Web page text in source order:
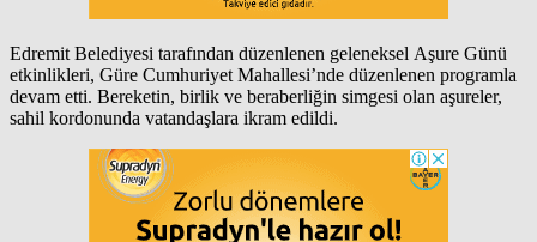
Edremit Belediyesi tarafından düzenlenen geleneksel Aşure Günü
etkinlikleri, Güre Cumhuriyet Mahallesi’nde düzenlenen programla
devam etti. Bereketin, birlik ve beraberliğin simgesi olan aşureler,
sahil kordonunda vatandaşlara ikram edildi.